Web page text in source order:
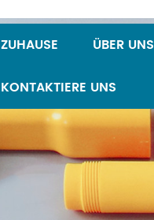
ZUHAUSE ÜBER UNS
KONTAKTIERE UNS